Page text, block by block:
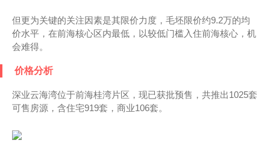
但更为关键的关注因素是其限价力度，毛坯限价约9.2万的均
价水平，在前海核心区内最低，以较低门槛入住前海核心，机
会难得。
价格分析
深业云海湾位于前海桂湾片区，现已获批预售，共推出1025套
可售房源，含住宅919套，商业106套。